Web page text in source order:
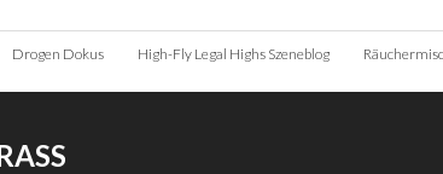
Drogen Dokus High-Fly Legal Highs Szeneblog